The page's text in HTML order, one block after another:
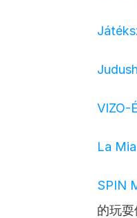
VIZO-
La
SPIN
的玩耍